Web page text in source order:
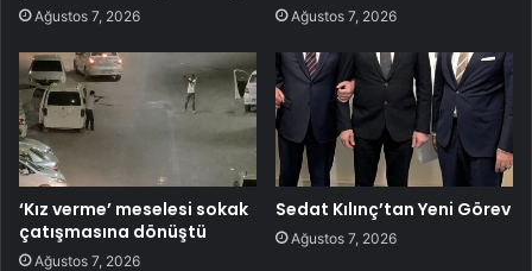
Ağustos 7, 2026 Ağustos 7, 2026
‘Kız verme’ meselesi sokak
çatışmasına dönüştü
Ağustos 7, 2026
Sedat Kılınç’tan Yeni Görev
Ağustos 7, 2026